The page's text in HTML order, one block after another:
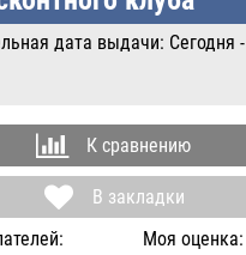
дата выдачи: Сегодня -
К сравнению
В закладки
Моя оценка: